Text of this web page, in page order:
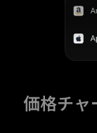
価格チャ